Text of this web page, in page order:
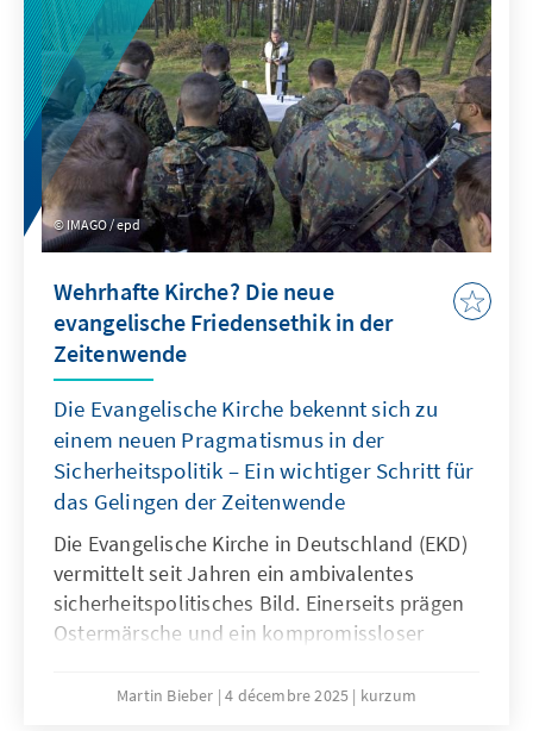
finden können.
IMAGO / epd
Wehrhafte Kirche? Die neue
evangelische Friedensethik in der
Zeitenwende
Die Evangelische Kirche bekennt sich zu
einem neuen Pragmatismus in der
Sicherheitspolitik – Ein wichtiger Schritt für
das Gelingen der Zeitenwende
Die Evangelische Kirche in Deutschland (EKD)
vermittelt seit Jahren ein ambivalentes
sicherheitspolitisches Bild. Einerseits prägen
Ostermärsche und ein kompromissloser
Kirchenmitglieder. Andererseits engagieren
Martin Bieber 4 décembre 2025 kurzum